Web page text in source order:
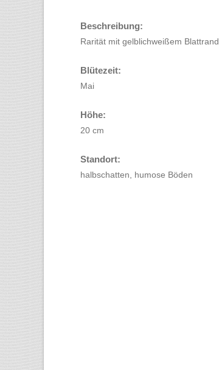
Beschreibung:
Rarität mit gelblichweißem Blattrand
Blütezeit:
Mai
Höhe:
20 cm
Standort:
halbschatten, humose Böden